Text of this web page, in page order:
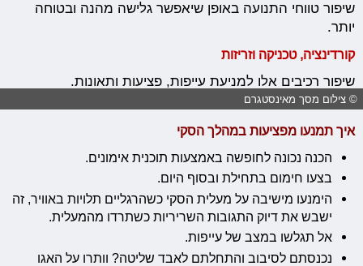
שיפור טווחי התנועה באופן שיאפשר גלישה מהנה ובטוחה
יותר.
קורדינציה, טכניקה וזריזות
שיפור רכיבים אלו למניעת עייפות, פציעות ותאונות.
© צילום מסך מאינסטגרם
איך תמנעו מפציעות במהלך הסקי
הכנה נכונה לחופשה באמצעות תוכנית אימונים.
בצעו חימום בתחילת ובסוף היום.
הימנעו מישיבה על מעלית הסקי כשהרגליים תלויות באוויר, זה
ישבש את דיוק התגובות השריריות כשתרדו מהמעלית.
אל תגלשו במצב של עייפות.
נכנסתם לסיבוב והתחלתם לאבד שליטה? וותרו על האגו